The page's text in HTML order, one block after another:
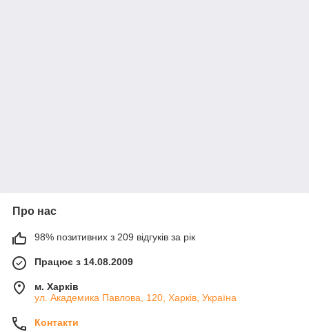
Про нас
98% позитивних з 209 відгуків за рік
Працює з 14.08.2009
м. Харків
ул. Академика Павлова, 120, Харків, Україна
Контакти